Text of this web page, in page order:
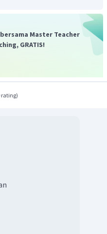
Master Teacher
GRATIS!
rating)